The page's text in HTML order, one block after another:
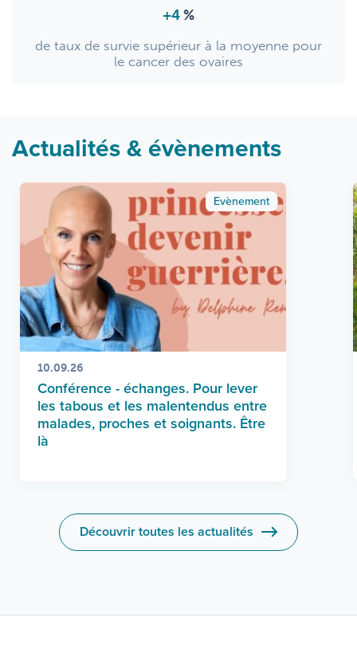
+4%
de taux de survie supérieur à la moyenne pour
le cancer des ovaires
Actualités & évènements
Evènement
10.09.26
Conférence - échanges. Pour lever
les tabous et les malentendus entre
malades, proches et soignants. Être
là
Découvrir toutes les actualités